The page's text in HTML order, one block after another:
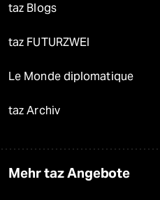
taz Blogs
taz FUTURZWEI
Le Monde diplomatique
taz Archiv
Mehr taz Angebote